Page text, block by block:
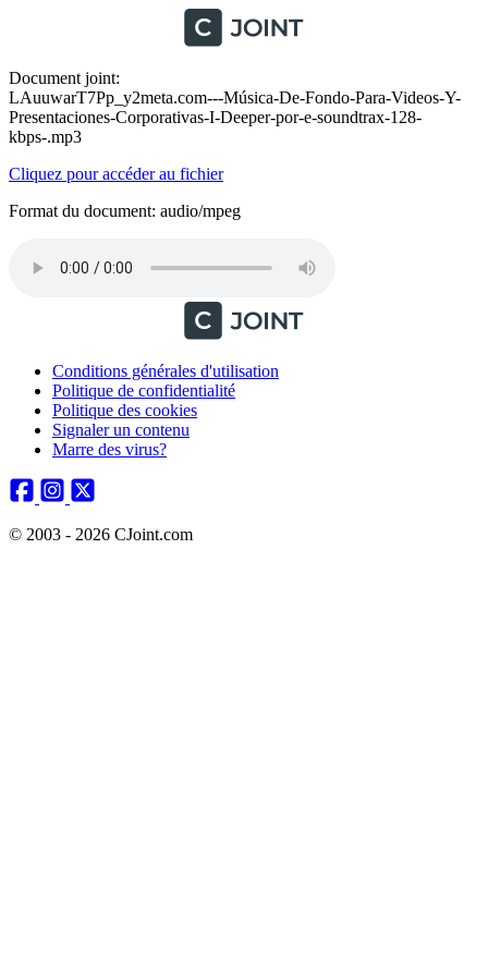
Document joint:
LAuuwarT7Pp_y2meta.com---Música-De-Fondo-Para-Videos-Y-
Presentaciones-Corporativas-I-Deeper-por-e-soundtrax-128-
kbps-.mp3
Cliquez pour accéder au fichier
Format du document: audio/mpeg
Conditions générales d'utilisation
Politique de confidentialité
Politique des cookies
Signaler un contenu
Marre des virus?
© 2003 - 2026 CJoint.com